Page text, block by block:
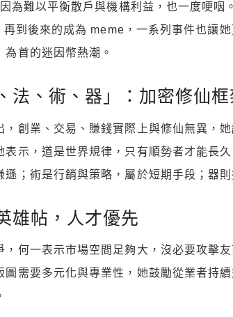
為難以平衡散戶與機構利益，也一度哽咽
再到後來的成為 meme，一系列事件也讓
為首的迷因幣熱潮。
法、術、器」：加密修仙
，創業、交易、賺錢實際上與修仙無異，
表示，道是世界規律，只有順勢者才能長
遜；術是行銷與策略，屬於短期手段；器
雄帖，人才優先
，何一表示市場空間足夠大，沒必要攻擊
圖需要多元化與專業性，她鼓勵從業者持